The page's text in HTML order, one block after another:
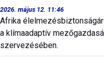
2026. május 12. 11:46
Afrika
a klímaadaptív
szervezésében.